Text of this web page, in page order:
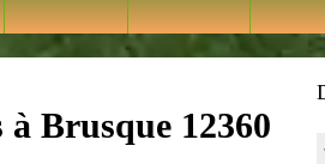
à Brusque 12360